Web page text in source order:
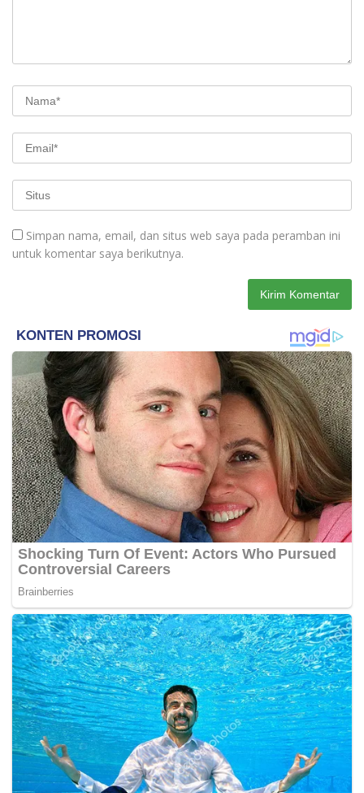
Simpan nama, email, dan situs web saya pada peramban ini
untuk komentar saya berikutnya.